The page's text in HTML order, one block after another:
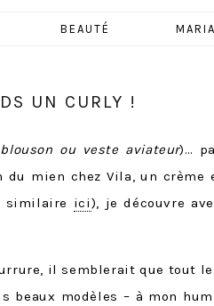
BEAUTÉ
UN CURLY !
ou veste aviateur)…
du mien chez Vila, un crème
similaire ici), je découvre
il semblerait que tout
beaux modèles – à mon